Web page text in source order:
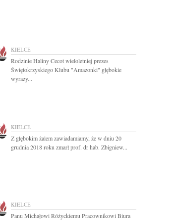
KIELCE
Rodzinie Haliny Cecot wieloletniej prezes
Świętokrzyskiego Klubu "Amazonki" głębokie
wyrazy...
KIELCE
Z głębokim żalem zawiadamiamy, że w dniu 20
grudnia 2018 roku zmarł prof. dr hab. Zbigniew...
KIELCE
Panu Michałowi Różyckiemu Pracownikowi Biura